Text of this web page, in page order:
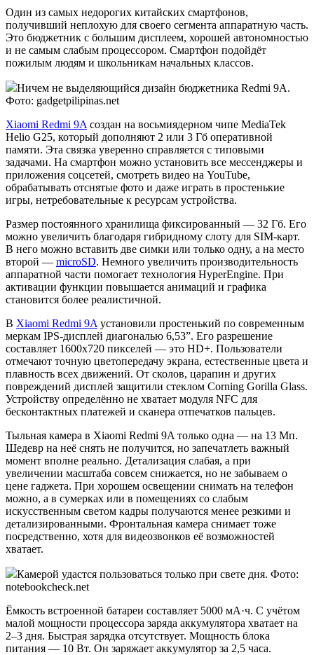
Один из самых недорогих китайских смартфонов,
получивший неплохую для своего сегмента аппаратную часть.
Это бюджетник с большим дисплеем, хорошей автономностью
и не самым слабым процессором. Смартфон подойдёт
пожилым людям и школьникам начальных классов.
Ничем не выделяющийся дизайн бюджетника Redmi 9A.
Фото: gadgetpilipinas.net
Xiaomi Redmi 9A создан на восьмиядерном чипе MediaTek
Helio G25, который дополняют 2 или 3 Гб оперативной
памяти. Эта связка уверенно справляется с типовыми
задачами. На смартфон можно установить все мессенджеры и
приложения соцсетей, смотреть видео на YouTube,
обрабатывать отснятые фото и даже играть в простенькие
игры, нетребовательные к ресурсам устройства.
Размер постоянного хранилища фиксированный — 32 Гб. Его
можно увеличить благодаря гибридному слоту для SIM-карт.
В него можно вставить две симки или только одну, а на место
второй — microSD. Немного увеличить производительность
аппаратной части помогает технология HyperEngine. При
активации функции повышается анимаций и графика
становится более реалистичной.
В Xiaomi Redmi 9A установили простенький по современным
меркам IPS-дисплей диагональю 6,53”. Его разрешение
составляет 1600х720 пикселей — это HD+. Пользователи
отмечают точную цветопередачу экрана, естественные цвета и
плавность всех движений. От сколов, царапин и других
повреждений дисплей защитили стеклом Corning Gorilla Glass.
Устройству определённо не хватает модуля NFC для
бесконтактных платежей и сканера отпечатков пальцев.
Тыльная камера в Xiaomi Redmi 9A только одна — на 13 Мп.
Шедевр на неё снять не получится, но запечатлеть важный
момент вполне реально. Детализация слабая, а при
увеличении масштаба совсем снижается, но не забываем о
цене гаджета. При хорошем освещении снимать на телефон
можно, а в сумерках или в помещениях со слабым
искусственным светом кадры получаются менее резкими и
детализированными. Фронтальная камера снимает тоже
посредственно, хотя для видеозвонков её возможностей
хватает.
Камерой удастся пользоваться только при свете дня. Фото:
notebookcheck.net
Ёмкость встроенной батареи составляет 5000 мА·ч. С учётом
малой мощности процессора заряда аккумулятора хватает на
2–3 дня. Быстрая зарядка отсутствует. Мощность блока
питания — 10 Вт. Он заряжает аккумулятор за 2,5 часа.